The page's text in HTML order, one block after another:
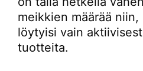
meikkien määrää
löytyisi vain
tuotteita.